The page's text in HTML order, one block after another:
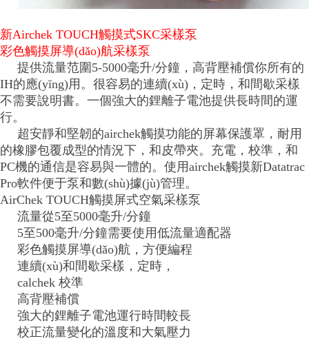
新Airchek TOUCH觸摸式SKC采樣泵
彩色觸摸屏導(dǎo)航采樣泵
提供流量范圍5-5000毫升/分鐘，高背壓補償你所有的
IH的應(yīng)用。很容易的連續(xù)，定時，和間歇采樣
不需要說明書。一個強大的鋰離子電池提供長時間的運
行。
超安靜和堅韌的airchek觸摸功能的屏幕保護罩，耐用
的橡膠包覆成型的情況下，和皮帶夾。充電，校準，和
PC機的通信是容易與一體的。使用airchek觸摸新Datatrac
Pro軟件便于泵和數(shù)據(jù)管理。
AirChek TOUCH觸摸屏式空氣采樣泵
流量從5至5000毫升/分鐘
5至500毫升/分鐘需要使用低流量適配器
彩色觸摸屏導(dǎo)航，方便編程
連續(xù)和間歇采樣，定時，
calchek 校準
高背壓補償
強大的鋰離子電池運行時間較長
校正流量變化的溫度和大氣壓力